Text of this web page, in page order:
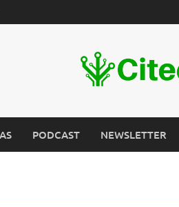
PODCAST NEWSLETTER